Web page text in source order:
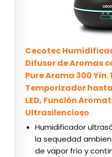
Cecotec
Difusor de Aromas
Pure Aroma 300 Yin.
Temporizador
LED, Función
Ultrasilencioso
Humidificador
la sequedad
de vapor frío y